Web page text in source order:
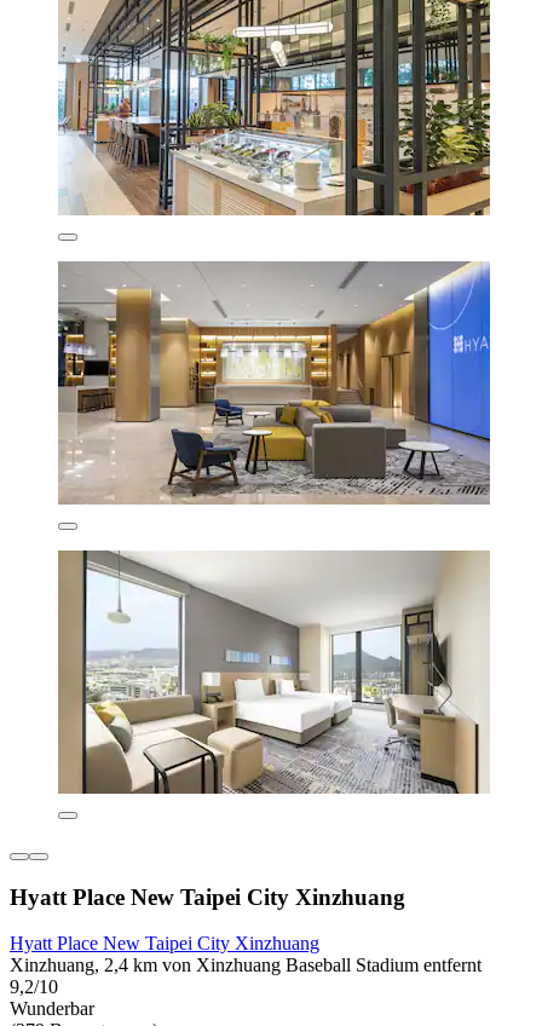
Hyatt Place New Taipei City Xinzhuang
Hyatt Place New Taipei City Xinzhuang
Xinzhuang, 2,4 km von Xinzhuang Baseball Stadium entfernt
9,2/10
Wunderbar